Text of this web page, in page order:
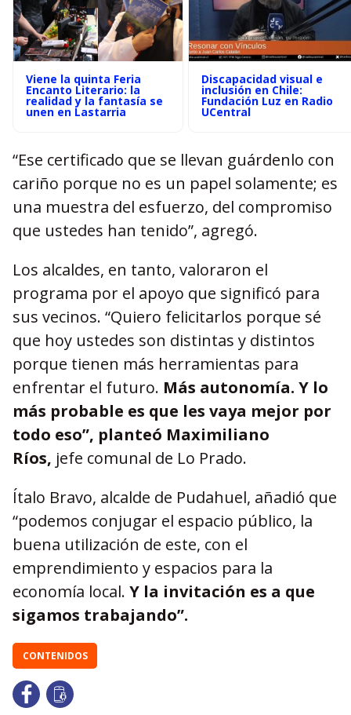
Viene la quinta Feria
Encanto Literario: la
realidad y la fantasía se
unen en Lastarria
Discapacidad visual e
inclusión en Chile:
Fundación Luz en Radio
UCentral
“Ese certificado que se llevan guárdenlo con
cariño porque no es un papel solamente; es
una muestra del esfuerzo, del compromiso
que ustedes han tenido”, agregó.
Los alcaldes, en tanto, valoraron el
programa por el apoyo que significó para
sus vecinos. “Quiero felicitarlos porque sé
que hoy ustedes son distintas y distintos
porque tienen más herramientas para
enfrentar el futuro. Más autonomía. Y lo
más probable es que les vaya mejor por
todo eso”, planteó Maximiliano
Ríos, jefe comunal de Lo Prado.
Ítalo Bravo, alcalde de Pudahuel, añadió que
“podemos conjugar el espacio público, la
buena utilización de este, con el
emprendimiento y espacios para la
economía local. Y la invitación es a que
sigamos trabajando”.
CONTENIDOS